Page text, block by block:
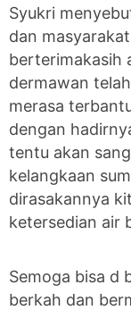
Syukri
dan
berterimakasih
dermawan
merasa
dengan
tentu akan
kelangkaan
dirasakannya
ketersedian air
Semoga bisa d
berkah dan